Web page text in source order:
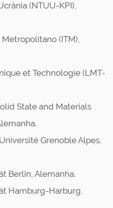
(NTUU-KPI),
(ITM),
et Technologie (LMT-
State and Materials
Grenoble Alpes,
Berlin, Alemanha.
Hamburg-Harburg,